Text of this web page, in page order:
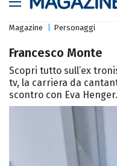
Magazine Personaggi
Francesco Monte
Scopri tutto sull’ex
tv, la carriera da
scontro con Eva Henger.